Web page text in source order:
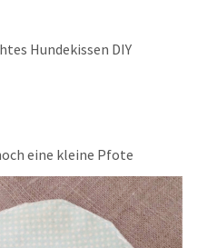
eine kleine Pfote